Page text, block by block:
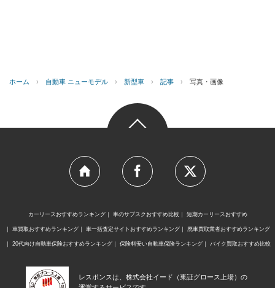
ホーム › 自動車 ニューモデル › 新型車 › 記事 › 写真・画像
カーリースおすすめランキング 車のサブスクおすすめ比較 短期カーリースおすすめ
車買取おすすめランキング 車一括査定サイトおすすめランキング 廃車買取業者おすすめランキング
20代向け自動車保険おすすめランキング 保険料安い自動車保険ランキング バイク買取おすすめ比較
レスポンスは、株式会社イード（東証グロース上場）の